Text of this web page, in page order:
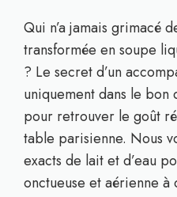
Qui n’a jamais grimacé
transformée en soupe
? Le secret d’un
uniquement dans le bon
pour retrouver le goût
table parisienne. Nous
exacts de lait et d’eau
onctueuse et aérienne à